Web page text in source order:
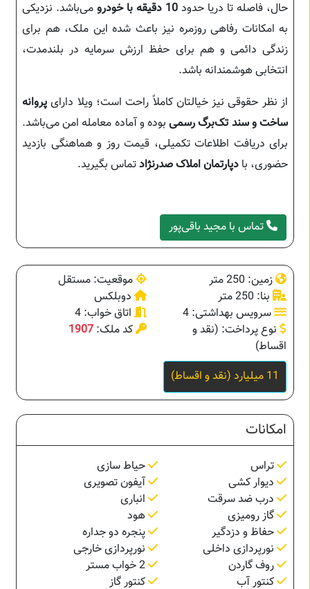
حال، فاصله تا دریا حدود 10 دقیقه با خودرو
می‌باشد. نزدیکی
به امکانات رفاهی روزمره نیز باعث شده این ملک، هم برای
زندگی دائمی و هم برای حفظ ارزش سرمایه در بلندمدت،
انتخابی هوشمندانه باشد.
از نظر حقوقی نیز خیالتان کاملاً راحت است؛ ویلا دارای پروانه
ساخت و سند تک‌برگ رسمیبوده و آماده معامله امن می‌باشد.
برای دریافت اطلاعات تکمیلی، قیمت روز و هماهنگی بازدید
حضوری، با دپارتمان املاک صدرنژادتماس بگیرید.
تماس با مجید باقی‌پور
زمین: 250 متر
موقعیت: مستقل
بنا: 250 متر
دوبلکس
سرویس بهداشتی: 4
اتاق خواب: 4
نوع پرداخت: (نقد و
اقساط)
کد ملک: 1907
11 میلیارد (نقد و اقساط)
امکانات
تراس
حیاط سازی
دیوار کشی
آیفون تصویری
درب ضد سرقت
انباری
گاز رومیزی
هود
حفاظ و دزدگیر
پنجره دو جداره
نورپردازی داخلی
نورپردازی خارجی
روف گاردن
2 خواب مستر
کنتور آب
کنتور گاز